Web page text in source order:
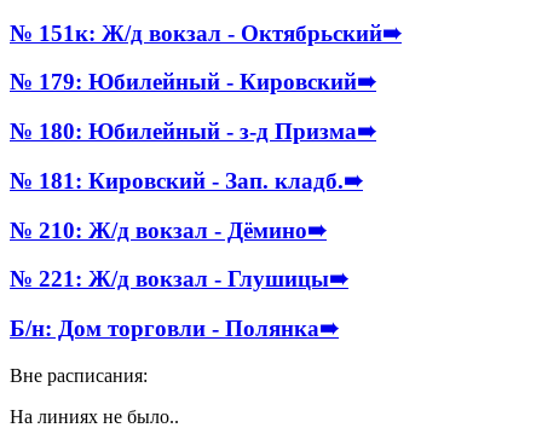
№ 151к: Ж/д вокзал - Октябрьский➠
№ 179: Юбилейный - Кировский➠
№ 180: Юбилейный - з-д Призма➠
№ 181: Кировский - Зап. кладб.➠
№ 210: Ж/д вокзал - Дёмино➠
№ 221: Ж/д вокзал - Глушицы➠
Б/н: Дом торговли - Полянка➠
Вне расписания:
На линиях не было..